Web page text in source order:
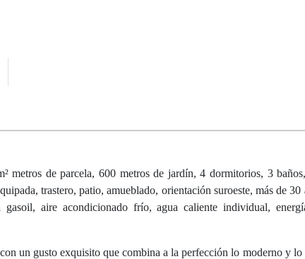
metros de parcela, 600 metros de jardín, 4 dormitorios, 3
trastero, patio, amueblado, orientación suroeste, más de 30
aire acondicionado frío, agua caliente individual,
un gusto exquisito que combina a la perfección lo moderno y lo